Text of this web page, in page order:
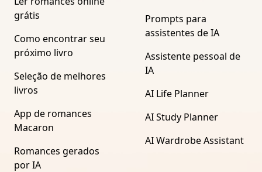
grátis
Como encontrar seu
próximo livro
Seleção de melhores
livros
App de romances
Macaron
Romances gerados
por IA
Prompts para
assistentes de IA
Assistente pessoal de
IA
AI Life Planner
AI Study Planner
AI Wardrobe Assistant